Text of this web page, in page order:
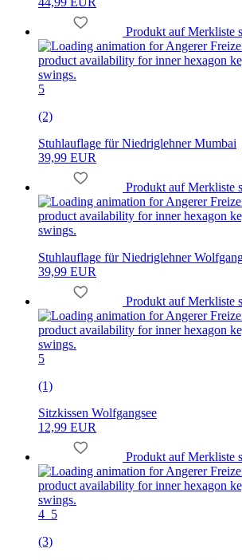
Produkt auf Merkliste
5
(2)
Stuhlauflage für Niedriglehner Mumbai
39,99 EUR
Produkt auf Merkliste
Stuhlauflage für Niedriglehner
39,99 EUR
Produkt auf Merkliste
5
(1)
Sitzkissen Wolfgangsee
12,99 EUR
Produkt auf Merkliste
4_5
(3)